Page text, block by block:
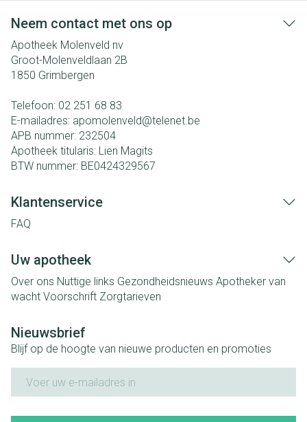
Neem contact met ons op
Apotheek Molenveld nv
Groot-Molenveldlaan 2B
1850 Grimbergen
Telefoon: 02 251 68 83
E-mailadres: apomolenveld@telenet.be
APB nummer: 232504
Apotheek titularis: Lien Magits
BTW nummer: BE0424329567
Klantenservice
FAQ
Uw apotheek
Over ons Nuttige links Gezondheidsnieuws Apotheker van
wacht Voorschrift Zorgtarieven
Nieuwsbrief
Blijf op de hoogte van nieuwe producten en promoties